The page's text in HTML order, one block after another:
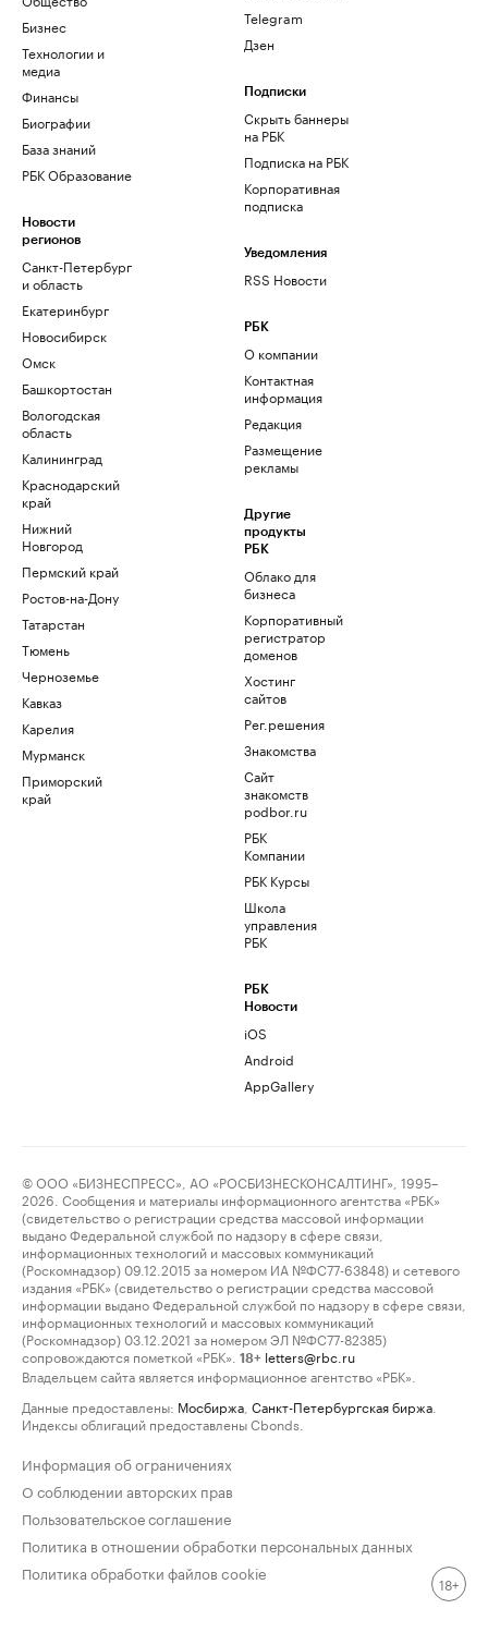
Бизнес
Технологии и
медиа
Финансы
Биографии
База знаний
РБК Образование
Новости
регионов
Санкт-Петербург
и область
Екатеринбург
Новосибирск
Омск
Башкортостан
Вологодская
область
Калининград
Краснодарский
край
Нижний
Новгород
Пермский край
Ростов-на-Дону
Татарстан
Тюмень
Черноземье
Кавказ
Карелия
Мурманск
Приморский
край
Telegram
Дзен
Подписки
Скрыть баннеры
на РБК
Подписка на РБК
Корпоративная
подписка
Уведомления
RSS Новости
РБК
О компании
Контактная
информация
Редакция
Размещение
рекламы
Другие
продукты
РБК
Облако для
бизнеса
Корпоративный
регистратор
доменов
Хостинг
сайтов
Рег.решения
Знакомства
Сайт
знакомств
podbor.ru
РБК
Компании
РБК Курсы
Школа
управления
РБК
РБК
Новости
iOS
Android
AppGallery
© ООО «БИЗНЕСПРЕСС», АО «РОСБИЗНЕСКОНСАЛТИНГ», 1995–
2026. Сообщения и материалы информационного агентства «РБК»
(свидетельство о регистрации средства массовой информации
выдано Федеральной службой по надзору в сфере связи,
информационных технологий и массовых коммуникаций
(Роскомнадзор) 09.12.2015 за номером ИА №ФС77-63848) и сетевого
издания «РБК» (свидетельство о регистрации средства массовой
информации выдано Федеральной службой по надзору в сфере связи,
информационных технологий и массовых коммуникаций
(Роскомнадзор) 03.12.2021 за номером ЭЛ №ФС77-82385)
сопровождаются пометкой «РБК».
18+ letters@rbc.ru
Владельцем сайта является информационное агентство «РБК».
Данные предоставлены: Мосбиржа Санкт-Петербургская биржа
Индексы облигаций предоставлены Cbonds.
Информация об ограничениях
О соблюдении авторских прав
Пользовательское соглашение
Политика в отношении обработки персональных данных
Политика обработки файлов cookie
18+